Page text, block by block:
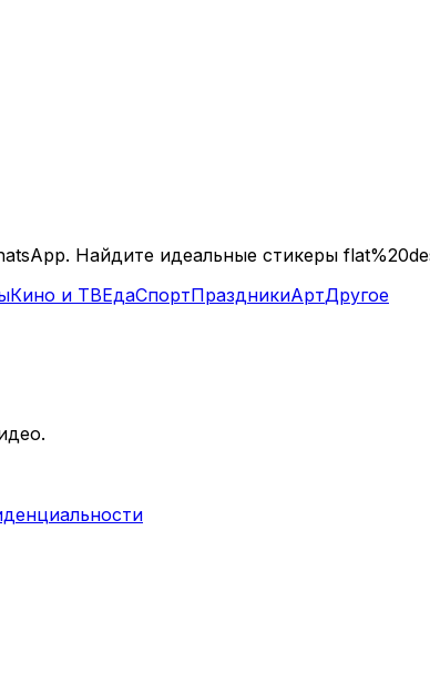
Найдите идеальные стикеры
Кино и ТВЕдаСпортПраздникиАртДругое